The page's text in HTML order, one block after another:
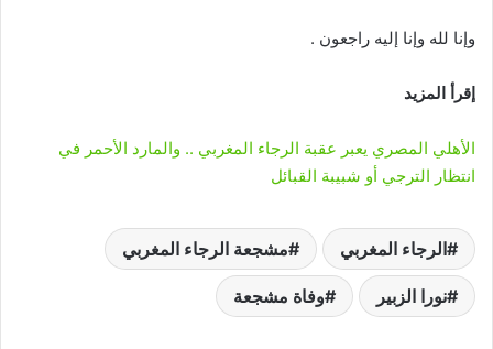
وإنا لله وإنا إليه راجعون .
إقرأ المزيد
الأهلي المصري يعبر عقبة الرجاء المغربي .. والمارد الأحمر في
انتظار الترجي أو شبيبة القبائل
الرجاء المغربي مشجعة الرجاء المغربي
نورا الزبير وفاة مشجعة